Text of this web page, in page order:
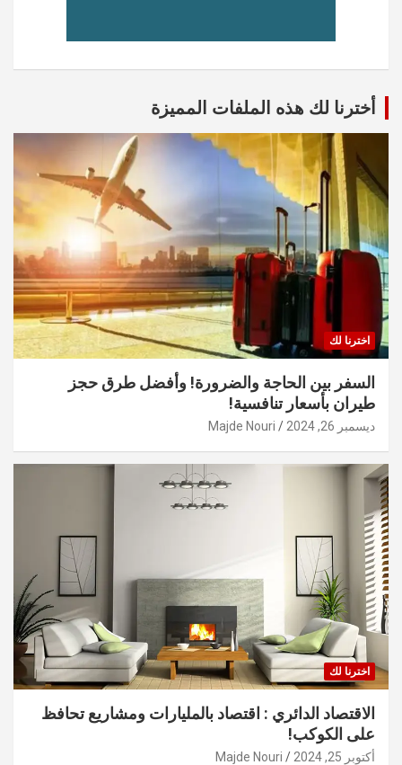
أخترنا لك هذه الملفات المميزة
اخترنا لك
السفر بين الحاجة والضرورة! وأفضل طرق حجز
طيران بأسعار تنافسية!
ديسمبر 26, 2024 Majde Nouri
اخترنا لك
الاقتصاد الدائري : اقتصاد بالمليارات ومشاريع تحافظ
على الكوكب!
أكتوبر 25, 2024 Majde Nouri